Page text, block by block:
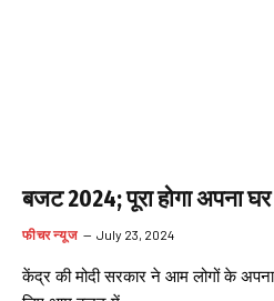
बजट 2024; पूरा होगा अपना
फीचर न्यूज July 23, 2024
केंद्र की मोदी सरकार ने आम लोगों के